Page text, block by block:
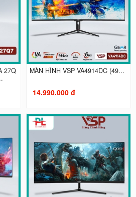
27Q
MÀN HÌNH VSP VA4914DC (49...
14.990.000 đ